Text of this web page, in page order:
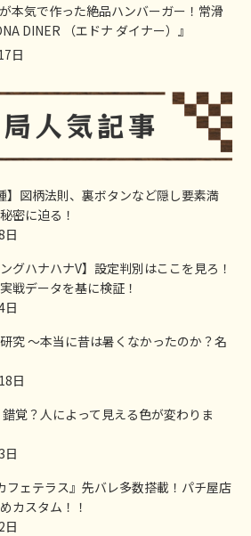
本気で作った絶品ハンバーガー！常滑
DINER （エドナ ダイナー）』
日
】図柄法則、裏ボタンなど隠し要素満
密に迫る！
日
ングハナハナV】設定判別はここを見ろ！
戦データを基に検証！
日
究 ～本当に昔は暑くなかったのか？名
日
覚？人によって見える色が変わりま
日
フェテラス』先バレ多数搭載！パチ屋店
カスタム！！
日